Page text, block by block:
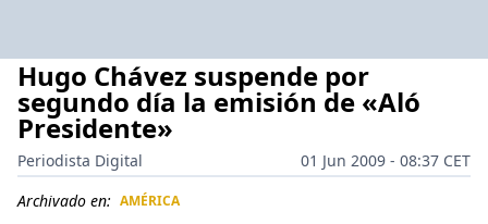
Hugo Chávez suspende por
segundo día la emisión de «Aló
Presidente»
Periodista Digital
01 Jun 2009 - 08:37 CET
Archivado en: AMÉRICA